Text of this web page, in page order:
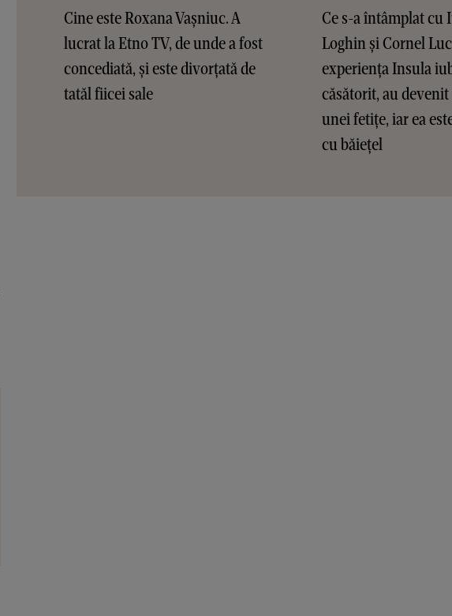
Cine este Roxana Vașniuc. A
lucrat la Etno TV, de unde a fost
concediată, și este divorțată de
tatăl fiicei sale
Ce s-a întâmplat cu
Loghin și Cornel
experiența Insula
căsătorit, au
unei fetițe, iar ea
cu băiețel